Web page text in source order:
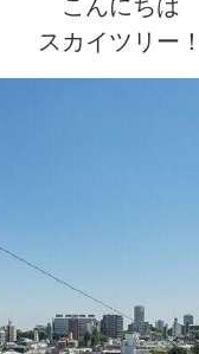
こんにちは
スカイツリー！